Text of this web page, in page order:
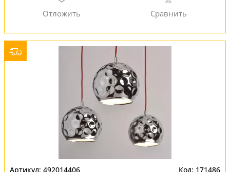
492014406 171486